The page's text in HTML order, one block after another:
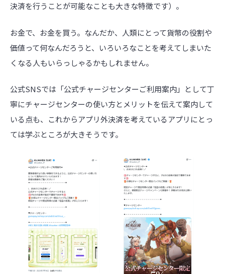
決済を行うことが可能なことも大きな特徴です）。
お金で、お金を買う。なんだか、人類にとって貨幣の役割や
価値って何なんだろうと、いろいろなことを考えてしまいた
くなる人もいらっしゃるかもしれません。
公式SNSでは「公式チャージセンターご利用案内」として丁
寧にチャージセンターの使い方とメリットを伝えて案内して
いる点も、これからアプリ外決済を考えているアプリにとっ
ては学ぶところが大きそうです。